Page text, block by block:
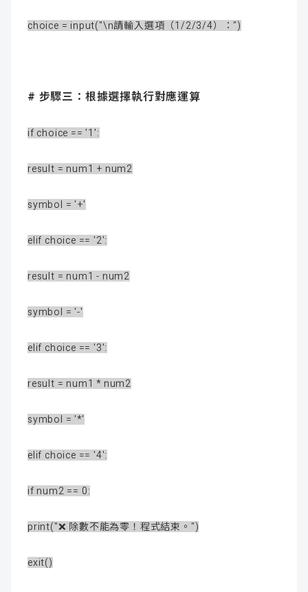
choice = input("\n請輸入選項（1/2/3/4）：")
# 步驟三：根據選擇執行對應運算
if choice == '1':
result = num1 + num2
symbol = '+'
elif choice == '2':
result = num1 - num2
symbol = '-'
elif choice == '3':
result = num1 * num2
symbol = '*'
elif choice == '4':
if num2 == 0:
print("❌ 除數不能為零！程式結束。")
exit()